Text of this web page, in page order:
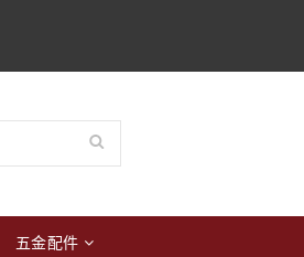
五金配件